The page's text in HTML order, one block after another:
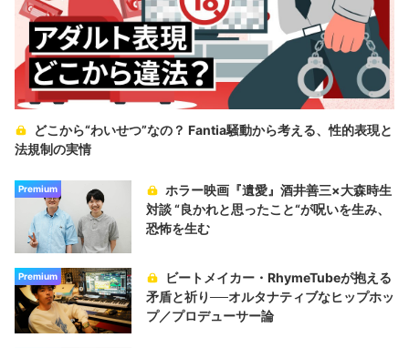
どこから“わいせつ”なの？ Fantia騒動から考える、性的表現と
法規制の実情
Premium
ホラー映画『遺愛』酒井善三×大森時生
対談 “良かれと思ったこと“が呪いを生み、
恐怖を生む
Premium
ビートメイカー・RhymeTubeが抱える
矛盾と祈り──オルタナティブなヒップホッ
プ／プロデューサー論